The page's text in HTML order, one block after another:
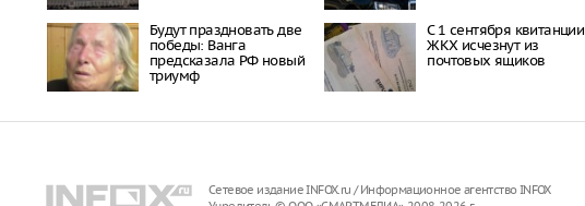
Будут праздновать две
победы: Ванга
предсказала РФ новый
триумф
С 1 сентября квитанции
ЖКХ исчезнут из
почтовых ящиков
Сетевое издание INFOX.ru / Информационное агентство INFOX